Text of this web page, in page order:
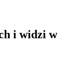
i widzi w